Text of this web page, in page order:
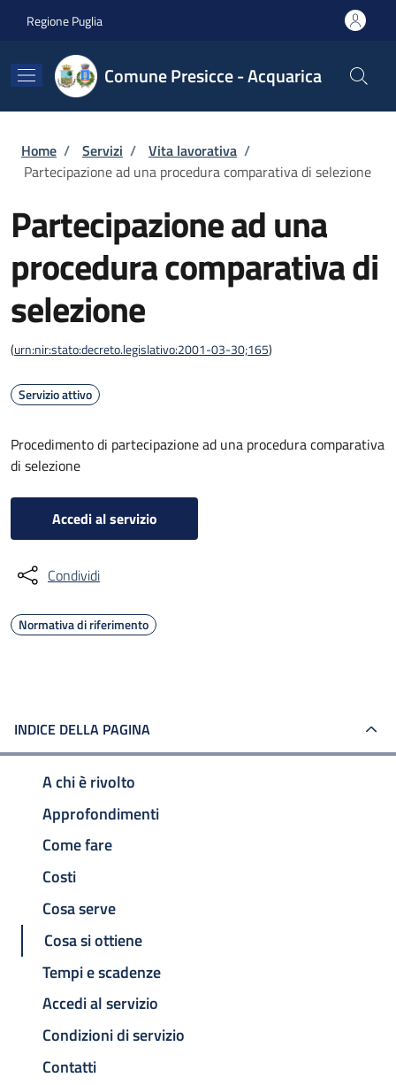
Regione Puglia
Comune Presicce - Acquarica
Briciole di pane
Home / Servizi / Vita lavorativa /
Partecipazione ad una procedura comparativa di selezione
Partecipazione ad una
procedura comparativa di
selezione
(urn:nir:stato:decreto.legislativo:2001-03-30;165)
Servizio attivo
Procedimento di partecipazione ad una procedura comparativa
di selezione
Accedi al servizio
Condividi
Normativa di riferimento
INDICE DELLA PAGINA
A chi è rivolto
Approfondimenti
Come fare
Costi
Cosa serve
Cosa si ottiene
Tempi e scadenze
Accedi al servizio
Condizioni di servizio
Contatti